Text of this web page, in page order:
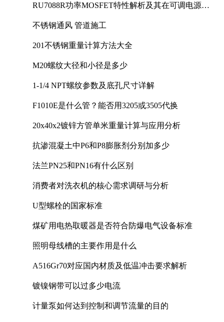
RU7088R功率MOSFET特性解析及其在可调电源设
不锈钢通风 管道施工
201不锈钢重量计算方法大全
M20螺纹大径和小径是多少
1-1/4 NPT螺纹参数及底孔尺寸详解
F1010E是什么管？能否用3205或3505代换
20x40x2镀锌方管单米重量计算与应用分析
抗渗混凝土中P6和P8膨胀剂分别加多少
法兰PN25和PN16有什么区别
消费者对洗衣机的核心需求调研与分析
U型螺栓的国家标准
煤矿用电热取暖器是否符合防爆电气设备标准
照明母线槽的主要作用是什么
A516Gr70对应国内材质及低温冲击要求解析
镀镍钢带可以过多少电流
计量泵如何达到控制和调节流量的目的